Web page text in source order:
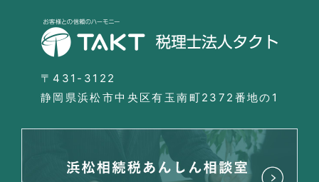
〒431-3122
静岡県浜松市中央区有玉南町2372番地の1